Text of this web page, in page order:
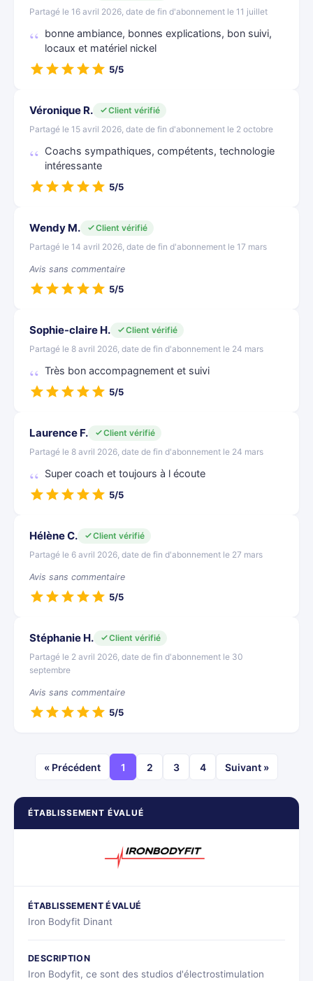
ÉTABLISSEMENT ÉVALUÉ
ÉTABLISSEMENT ÉVALUÉ
Iron Bodyfit Dinant
DESCRIPTION
Iron Bodyfit, ce sont des studios d'électrostimulation
Partagé le 16 avril 2026, date de fin d'abonnement le 11 juillet
bonne ambiance, bonnes explications, bon suivi,
locaux et matériel nickel
5/5
Véronique R.
Client vérifié
Partagé le 15 avril 2026, date de fin d'abonnement le 2 octobre
Coachs sympathiques, compétents, technologie
intéressante
5/5
Wendy M.
Client vérifié
Partagé le 14 avril 2026, date de fin d'abonnement le 17 mars
Avis sans commentaire
5/5
Sophie-claire H.
Client vérifié
Partagé le 8 avril 2026, date de fin d'abonnement le 24 mars
Très bon accompagnement et suivi
5/5
Laurence F.
Client vérifié
Partagé le 8 avril 2026, date de fin d'abonnement le 24 mars
Super coach et toujours à l écoute
5/5
Hélène C.
Client vérifié
Partagé le 6 avril 2026, date de fin d'abonnement le 27 mars
Avis sans commentaire
5/5
Stéphanie H.
Client vérifié
Partagé le 2 avril 2026, date de fin d'abonnement le 30
septembre
Avis sans commentaire
5/5
« Précédent 1 2 3 4 Suivant »